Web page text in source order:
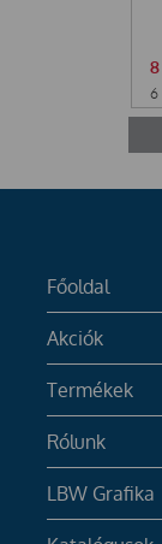
8
6
Főoldal
Akciók
Termékek
Rólunk
LBW Grafika